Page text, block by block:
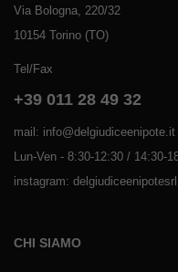
Via Bologna, 220/32
10154 Torino (TO)
Tel/Fax
+39 011 28 49 32
mail: info@delgiudiceenipote.it
Lun-Ven - 8:30-12:30 / 14:30-
instagram:
CHI SIAMO